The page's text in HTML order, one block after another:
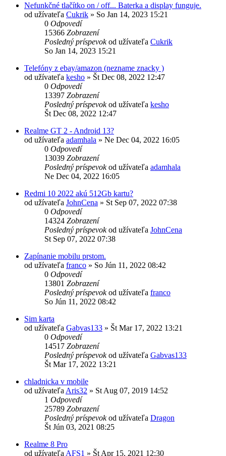
Nefunkčné tlačítko on / off... Baterka a display funguje.
od užívateľa Cukrik » So Jan 14, 2023 15:21
0 Odpovedí
15366 Zobrazení
Posledný príspevokod užívateľa Cukrik
So Jan 14, 2023 15:21
Telefóny z ebay/amazon (nezname znacky )
od užívateľa kesho » Št Dec 08, 2022 12:47
0 Odpovedí
13397 Zobrazení
Posledný príspevokod užívateľa kesho
Št Dec 08, 2022 12:47
Realme GT 2 - Android 13?
od užívateľa adamhala » Ne Dec 04, 2022 16:05
0 Odpovedí
13039 Zobrazení
Posledný príspevokod užívateľa adamhala
Ne Dec 04, 2022 16:05
Redmi 10 2022 akú 512Gb kartu?
od užívateľa JohnCena » St Sep 07, 2022 07:38
0 Odpovedí
14324 Zobrazení
Posledný príspevokod užívateľa JohnCena
St Sep 07, 2022 07:38
Zapínanie mobilu prstom.
od užívateľa franco » So Jún 11, 2022 08:42
0 Odpovedí
13801 Zobrazení
Posledný príspevokod užívateľa franco
So Jún 11, 2022 08:42
Sim karta
od užívateľa Gabvas133 » Št Mar 17, 2022 13:21
0 Odpovedí
14517 Zobrazení
Posledný príspevokod užívateľa Gabvas133
Št Mar 17, 2022 13:21
chladnicka v mobile
od užívateľa Aris32 » St Aug 07, 2019 14:52
1 Odpovedí
25789 Zobrazení
Posledný príspevokod užívateľa Dragon
Št Jún 03, 2021 08:25
Realme 8 Pro
od užívateľa AFS1 » Št Apr 15, 2021 12:30